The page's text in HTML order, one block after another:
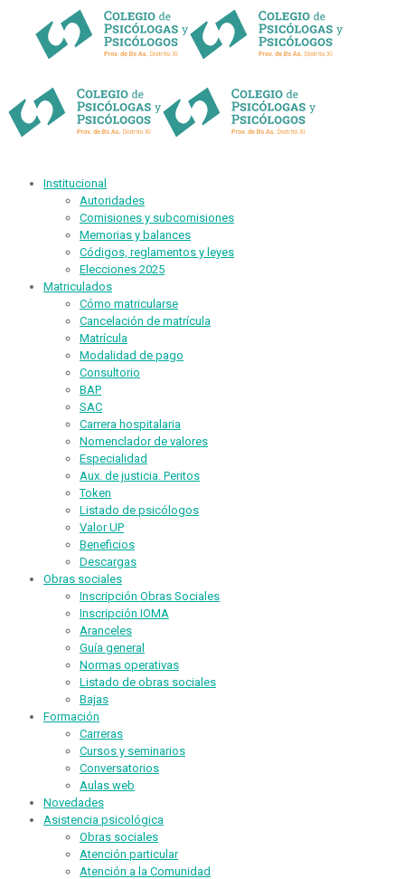
Institucional
Autoridades
Comisiones y subcomisiones
Memorias y balances
Códigos, reglamentos y leyes
Elecciones 2025
Matriculados
Cómo matricularse
Cancelación de matrícula
Matrícula
Modalidad de pago
Consultorio
BAP
SAC
Carrera hospitalaria
Nomenclador de valores
Especialidad
Aux. de justicia. Peritos
Token
Listado de psicólogos
Valor UP
Beneficios
Descargas
Obras sociales
Inscripción Obras Sociales
Inscripción IOMA
Aranceles
Guía general
Normas operativas
Listado de obras sociales
Bajas
Formación
Carreras
Cursos y seminarios
Conversatorios
Aulas web
Novedades
Asistencia psicológica
Obras sociales
Atención particular
Atención a la Comunidad